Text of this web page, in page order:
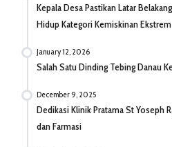
Kepala Desa Pastikan Latar
Hidup Kategori Kemiskinan Ekstrem
January 12, 2026
Salah Satu Dinding Tebing Danau
December 9, 2025
Dedikasi Klinik Pratama St Yoseph
dan Farmasi